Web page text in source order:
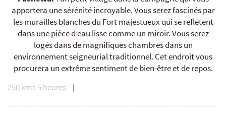
apportera une sérénité incroyable. Vous serez fascinés par
les murailles blanches du Fort majestueux qui se reflètent
dans une pièce d’eau lisse comme un miroir. Vous serez
logés dans de magnifiques chambres dans un
environnement seigneurial traditionnel. Cet endroit vous
procurera un extrême sentiment de bien-être et de repos.
250 kms 5 heures
|